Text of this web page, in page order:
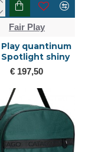
Fair Play
Play quantinum
Spotlight shiny
€ 197,50